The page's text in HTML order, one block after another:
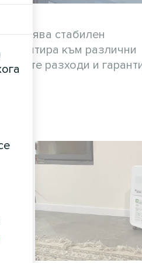
стабилен
адаптира към различни
разходи и